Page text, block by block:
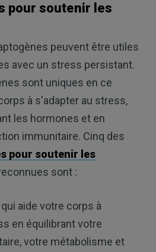
pour soutenir les
peuvent être utiles
avec un stress persistant.
sont uniques en ce
à s'adapter au stress,
les hormones et en
immunitaire. Cinq des
pour soutenir les
sont :
qui aide votre corps à
en équilibrant votre
votre métabolisme et